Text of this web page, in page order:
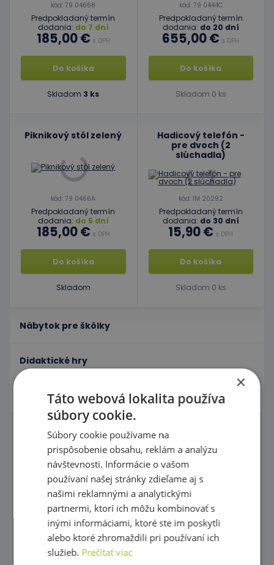
Nábytok pre škôlky
Didaktické hry
Hračky - Tematika
Domčeky pre bábiky a zvieratká
Karnevalové kostýmy
Tematické kostýmové čiapky
Zahrajme si divadlo s maňuškami !
kód: 79 04668
Predpokladaný termín
dodania: do 7 dní
185,00 € s DPH
Do košíka
Skladom 3 ks
kód: 79 0444C
Predpokladaný termín
dodania: do 20 dní
655,00 € s DPH
Do košíka
Skladom 0 ks
Piknikový stôl zelený
kód: 79 0466A
Predpokladaný termín
dodania: do 5 dní
185,00 € s DPH
Do košíka
Skladom
Hadicový telefón -
pre dvoch (2
slúchadla)
kód: 1M 20292
Predpokladaný termín
dodania: do 30 dní
15,90 € s DPH
Do košíka
Skladom 0 ks
×
Táto webová lokalita používa
súbory cookie.
Súbory cookie používame na
prispôsobenie obsahu, reklám a analýzu
návštevnosti. Informácie o vašom
používaní našej stránky zdieľame aj s
našimi reklamnými a analytickými
partnermi, ktorí ich môžu kombinovať s
inými informáciami, ktoré ste im poskytli
alebo ktoré zhromaždili pri používaní ich
služieb. Prečítať viac